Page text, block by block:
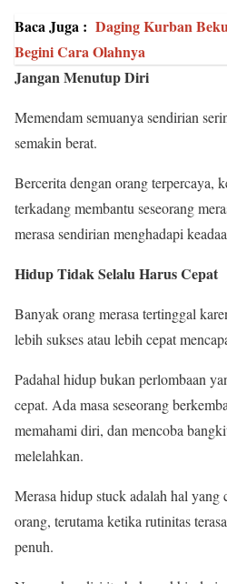
Baca Juga : Daging Kurban
Begini Cara Olahnya
Jangan Menutup Diri
Memendam semuanya sendirian
semakin berat.
Bercerita dengan orang terpercaya,
terkadang membantu seseorang
merasa sendirian menghadapi
Hidup Tidak Selalu Harus Cepat
Banyak orang merasa tertinggal
lebih sukses atau lebih cepat
Padahal hidup bukan perlombaan
cepat. Ada masa seseorang
memahami diri, dan mencoba
melelahkan.
Merasa hidup stuck adalah hal
orang, terutama ketika rutinitas
penuh.